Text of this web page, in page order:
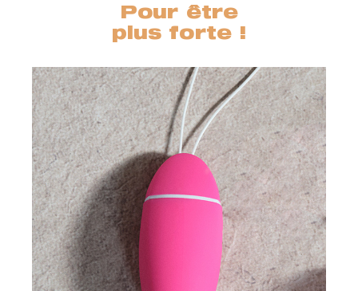
Pour être
plus forte !